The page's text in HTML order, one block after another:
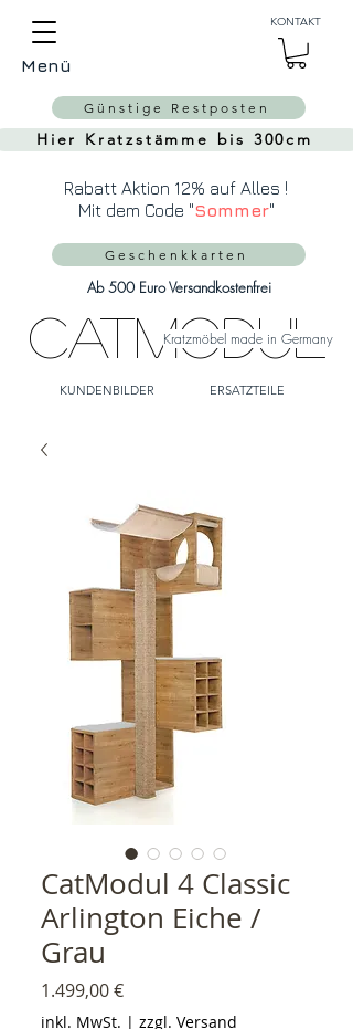
CatModul
Kratzmöbel made in Germany
Menü
KONTAKT
KUNDENBILDER ERSATZTEILE
Ab 500 Euro Versandkostenfrei
Hier Kratzstämme bis 300cm
Geschenkkarten
Günstige Restposten
Rabatt Aktion 12% auf Alles !
Mit dem Code "Sommer"
CatModul 4 Classic
Arlington Eiche /
Grau
1.499,00 €Preis
inkl. MwSt. | zzgl. Versand